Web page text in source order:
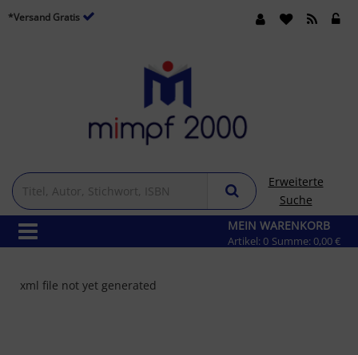
*Versand Gratis
Erweiterte
Suche
MEIN WARENKORB
Artikel: 0 Summe: 0,00 €
xml file not yet generated